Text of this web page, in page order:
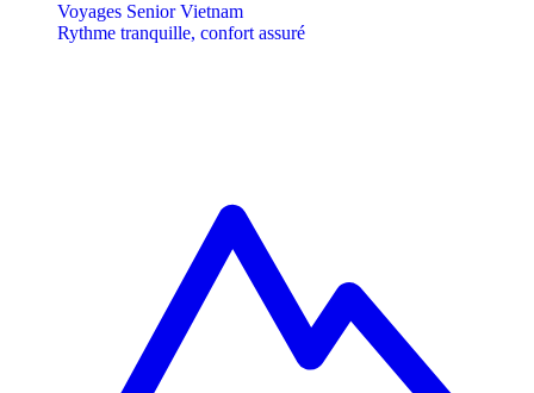
Voyages Senior Vietnam
Rythme tranquille, confort assuré